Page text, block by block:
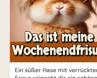
Ein süßer Hase mit